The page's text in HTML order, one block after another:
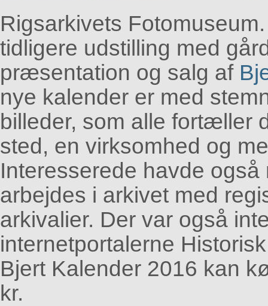
Rigsarkivets
tidligere udstilling med
præsentation og salg af
nye kalender er med
billeder, som alle fortæller
sted, en virksomhed og
Interesserede havde
arbejdes i arkivet med
arkivalier. Der var også
internetportalerne
Bjert Kalender 2016 kan
kr.